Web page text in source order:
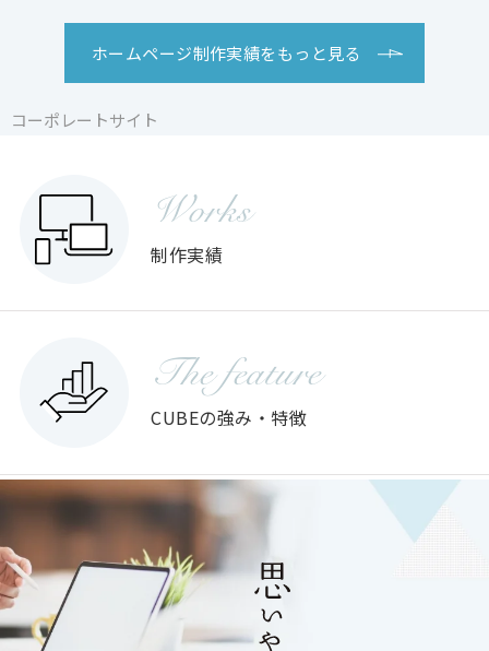
コーポレートサイト
コーポレートサイト
コーポレートサイト
ホームページ制作実績をもっと見る
Works
制作実績
The feature
CUBEの強み・特徴